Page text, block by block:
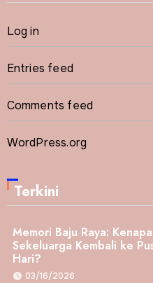
Log in
Entries feed
Comments feed
WordPress.org
Terkini
Memori Baju Raya:
Sekeluarga Kembali ke
Hari?
03/16/2026